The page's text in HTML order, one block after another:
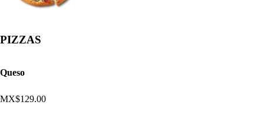
PIZZAS
Queso
MX$129.00